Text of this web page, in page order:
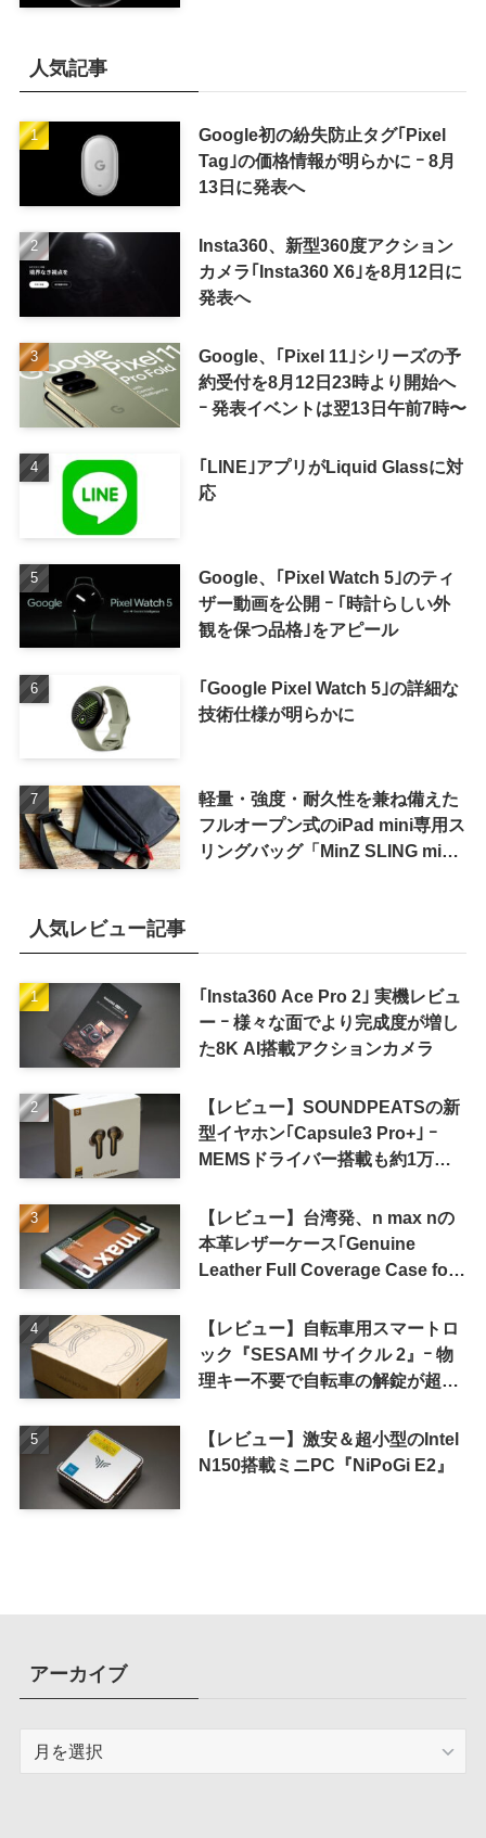
人気記事
Google初の紛失防止タグ｢Pixel
Tag｣の価格情報が明らかに ｰ 8月
13日に発表へ
Insta360、新型360度アクション
カメラ｢Insta360 X6｣を8月12日に
発表へ
Google、｢Pixel 11｣シリーズの予
約受付を8月12日23時より開始へ
ｰ 発表イベントは翌13日午前7時〜
｢LINE｣アプリがLiquid Glassに対
応
Google、｢Pixel Watch 5｣のティ
ザー動画を公開 ｰ ｢時計らしい外
観を保つ品格｣をアピール
｢Google Pixel Watch 5｣の詳細な
技術仕様が明らかに
軽量・強度・耐久性を兼ね備えた
フルオープン式のiPad mini専用ス
リングバッグ「MinZ SLING mini
人気レビュー記事
｢Insta360 Ace Pro 2｣ 実機レビュ
ー ｰ 様々な面でより完成度が増し
た8K AI搭載アクションカメラ
【レビュー】SOUNDPEATSの新
型イヤホン｢Capsule3 Pro+｣ ｰ
MEMSドライバー搭載も約1万円
【レビュー】台湾発、n max nの
本革レザーケース｢Genuine
Leather Full Coverage Case for
【レビュー】自転車用スマートロ
ック『SESAMI サイクル 2』ｰ 物
理キー不要で自転車の解錠が超簡
【レビュー】激安＆超小型のIntel
N150搭載ミニPC『NiPoGi E2』
アーカイブ